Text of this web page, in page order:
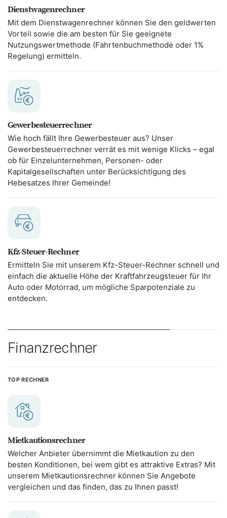
Dienstwagenrechner
Mit dem Dienstwagenrechner können Sie den geldwerten
Vorteil sowie die am besten für Sie geeignete
Nutzungswertmethode (Fahrtenbuchmethode oder 1%
Regelung) ermitteln.
Gewerbesteuerrechner
Wie hoch fällt Ihre Gewerbesteuer aus? Unser
Gewerbesteuerrechner verrät es mit wenige Klicks – egal
ob für Einzelunternehmen, Personen- oder
Kapitalgesellschaften unter Berücksichtigung des
Hebesatzes Ihrer Gemeinde!
Kfz-Steuer-Rechner
Ermitteln Sie mit unserem Kfz-Steuer-Rechner schnell und
einfach die aktuelle Höhe der Kraftfahrzeugsteuer für Ihr
Auto oder Motorrad, um mögliche Sparpotenziale zu
entdecken.
Finanzrechner
TOP RECHNER
Mietkautionsrechner
Welcher Anbieter übernimmt die Mietkaution zu den
besten Konditionen, bei wem gibt es attraktive Extras? Mit
unserem Mietkautionsrechner können Sie Angebote
vergleichen und das finden, das zu Ihnen passt!